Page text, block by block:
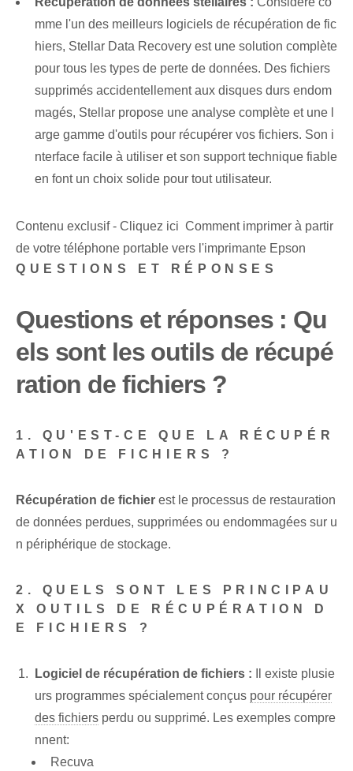
mme l'un des meilleurs logiciels de récupération de fic
hiers, Stellar Data Recovery est une solution complète
pour tous les types de perte de données. Des fichiers
supprimés accidentellement aux disques durs endom
magés, Stellar propose une analyse complète et une l
arge gamme d'outils pour récupérer vos fichiers. Son i
nterface facile à utiliser et son support technique fiable
en font un choix solide pour tout utilisateur.
Contenu exclusif - Cliquez ici Comment imprimer à partir
de votre téléphone portable vers l'imprimante Epson
QUESTIONS ET RÉPONSES
Questions et réponses : Qu
els sont les outils de récupé
ration de fichiers ?
1. QU'EST-CE QUE LA RÉCUPÉR
ATION DE FICHIERS ?
Récupération de fichier est le processus de restauration
de données perdues, supprimées ou endommagées sur u
n périphérique de stockage.
2. QUELS SONT LES PRINCIPAU
X OUTILS DE RÉCUPÉRATION D
E FICHIERS ?
Logiciel de récupération de fichiers : Il existe plusie
urs programmes spécialement conçus pour récupérer
des fichiers perdu ou supprimé. Les exemples compre
nnent:
Recuva